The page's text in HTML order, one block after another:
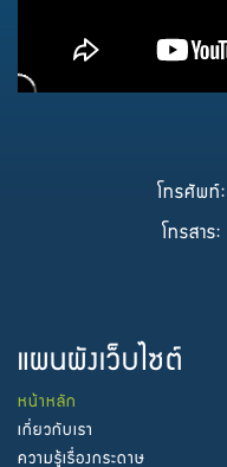
โทรศัพ
โทรสา
แผนผังเว็บไซต์
หน้าหลัก
เกี่ยวกับเรา
ความรู้เรื่องกระดาษ